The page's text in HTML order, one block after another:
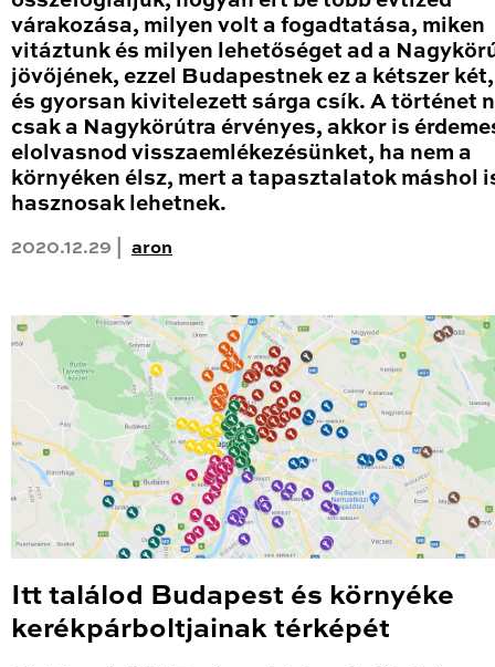
várakozása, milyen volt a fogadtatása, miken
vitáztunk és milyen lehetőséget ad a
jövőjének, ezzel Budapestnek ez a kétszer
és gyorsan kivitelezett sárga csík. A történet
csak a Nagykörútra érvényes, akkor is
elolvasnod visszaemlékezésünket, ha nem a
környéken élsz, mert a tapasztalatok máshol
hasznosak lehetnek.
2020.12.29 | aron
Itt találod Budapest és környéke
kerékpárboltjainak térképét